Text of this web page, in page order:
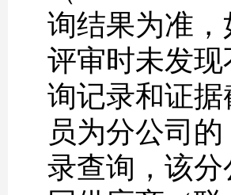
询结果为准
评审时未发
询记录和证
员为分公司
录查询，该